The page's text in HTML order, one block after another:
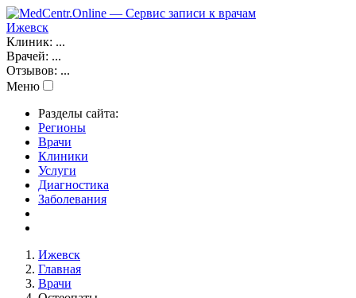
Ижевск
Клиник: ...
Врачей: ...
Отзывов: ...
Меню
Разделы сайта:
Регионы
Врачи
Клиники
Услуги
Диагностика
Заболевания
Ижевск
Главная
Врачи